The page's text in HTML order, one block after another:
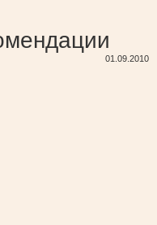
01.09.2010